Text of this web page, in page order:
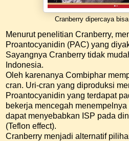
Cranberry dipercaya
Menurut penelitian Cranberry,
Proantocyanidin (PAC) yang
Sayangnya Cranberry tidak
Indonesia.
Oleh karenanya Combiphar
cran. Uri-cran yang diproduksi
Proantocyanidin yang terdapat
bekerja mencegah
dapat menyebabkan ISP pada
(Teflon effect).
Cranberry menjadi alternatif